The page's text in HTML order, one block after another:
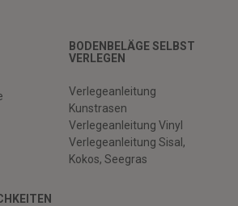
BODENBELÄGE SELBST
VERLEGEN
Verlegeanleitung
Kunstrasen
Verlegeanleitung Vinyl
Verlegeanleitung Sisal,
Kokos, Seegras